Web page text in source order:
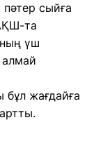
пәтер сыйға
та
үш
алмай
жағдайға